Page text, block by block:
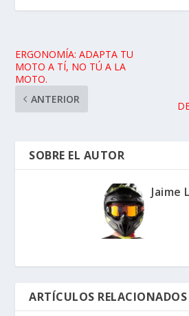
ERGONOMÍA: ADAPTA TU
MOTO A TÍ, NO TÚ A LA
MOTO.
ANTERIOR
SOBRE EL AUTOR
Jaime
ARTÍCULOS RELACIONADOS